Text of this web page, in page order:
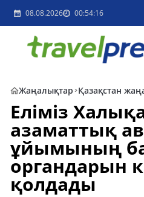
08.08.2026 00:54:16
Жаңалықтар Қазақстан
Еліміз
азаматтық
ұйымының
органдарын
қолдады